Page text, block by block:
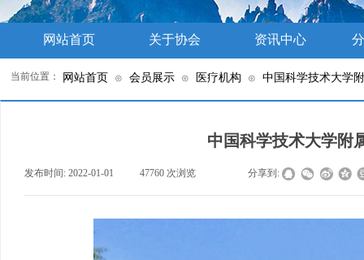
网站首页 关于协会 资讯中心
网站首页 ⊙ 会员展示 ⊙ 医疗机构 ⊙ 中国科学技术大学
当前位置：
中国科学技术大学附
发布时间: 2022-01-01 47760 次浏览 分享到: